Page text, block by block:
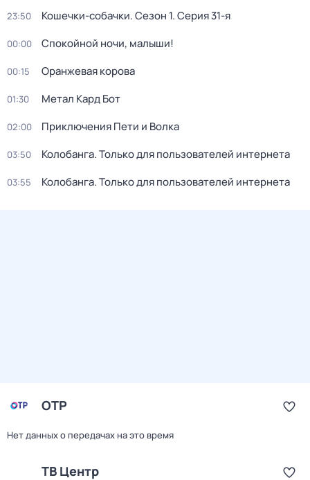
23:50 Кошечки-собачки. Сезон 1. Серия 31-я
00:00 Спокойной ночи, малыши!
00:15 Оранжевая корова
01:30 Метал Кард Бот
02:00 Приключения Пети и Волка
03:50 Колобанга. Только для пользователей интернета
03:55 Колобанга. Только для пользователей интернета
ОТР
Нет данных о передачах на это время
ТВ Центр